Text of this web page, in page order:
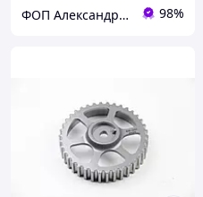
ФОП Александрова Ірина Анатоліївна 98%